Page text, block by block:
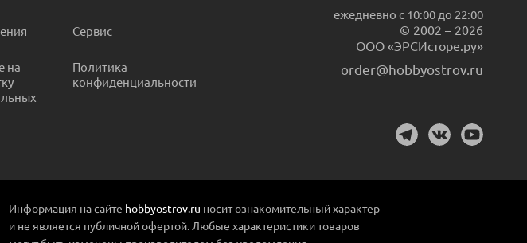
на
Сервис
Политика
конфиденциальности
ежедневно c 10:00 до 22:00
© 2002 – 2026
ООО «ЭРСИсторе.ру»
order@hobbyostrov.ru
Информация на сайте hobbyostrov.ru носит ознакомительный характер
и не является публичной офертой. Любые характеристики товаров